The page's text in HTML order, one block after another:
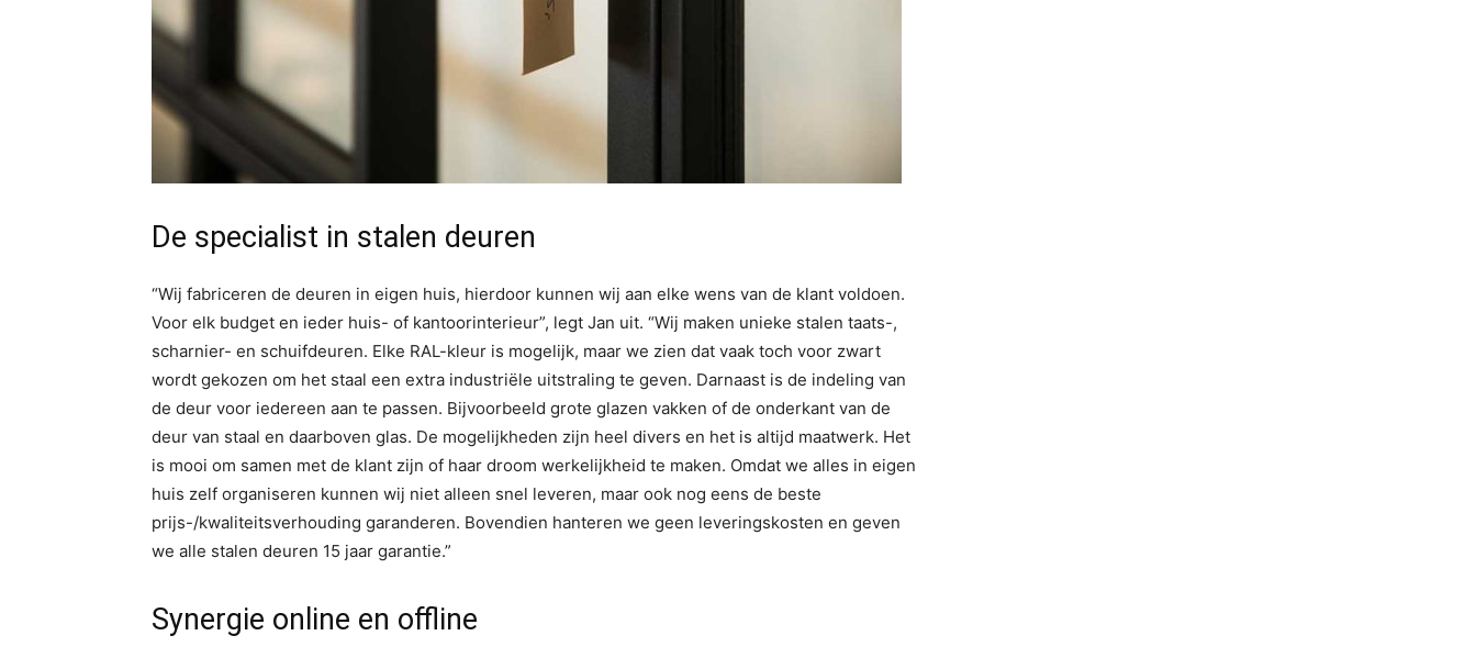
De specialist in stalen deuren
“Wij fabriceren de deuren in eigen huis, hierdoor kunnen wij aan elke wens van de klant voldoen.
Voor elk budget en ieder huis- of kantoorinterieur”, legt Jan uit. “Wij maken unieke stalen taats-,
scharnier- en schuifdeuren. Elke RAL-kleur is mogelijk, maar we zien dat vaak toch voor zwart
wordt gekozen om het staal een extra industriële uitstraling te geven. Darnaast is de indeling van
de deur voor iedereen aan te passen. Bijvoorbeeld grote glazen vakken of de onderkant van de
deur van staal en daarboven glas. De mogelijkheden zijn heel divers en het is altijd maatwerk. Het
is mooi om samen met de klant zijn of haar droom werkelijkheid te maken. Omdat we alles in eigen
huis zelf organiseren kunnen wij niet alleen snel leveren, maar ook nog eens de beste
prijs-/kwaliteitsverhouding garanderen. Bovendien hanteren we geen leveringskosten en geven
we alle stalen deuren 15 jaar garantie.”
Synergie online en offline